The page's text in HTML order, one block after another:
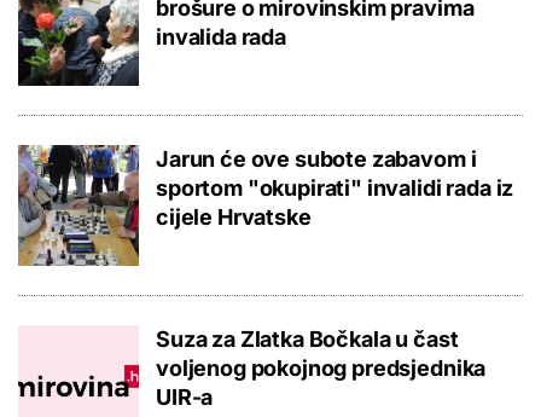
brošure o mirovinskim pravima
invalida rada
Jarun će ove subote zabavom i
sportom "okupirati" invalidi rada iz
cijele Hrvatske
Suza za Zlatka Bočkala u čast
voljenog pokojnog predsjednika
UIR-a